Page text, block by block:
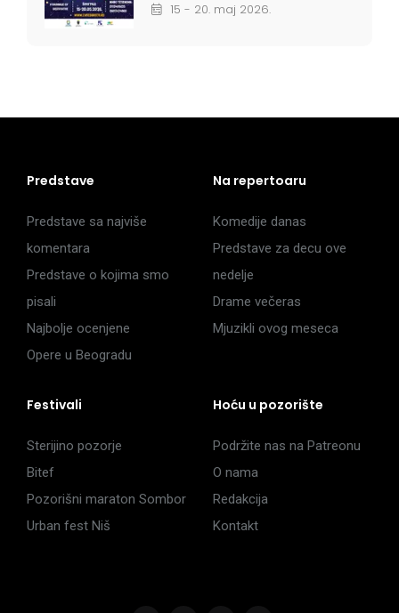
15 - 20. maj 2026.
Predstave
Predstave sa najviše
komentara
Predstave o kojima smo
pisali
Najbolje ocenjene
Opere u Beogradu
Na repertoaru
Komedije danas
Predstave za decu ove
nedelje
Drame večeras
Mjuzikli ovog meseca
Festivali
Sterijino pozorje
Bitef
Pozorišni maraton Sombor
Urban fest Niš
Hoću u pozorište
Podržite nas na Patreonu
O nama
Redakcija
Kontakt